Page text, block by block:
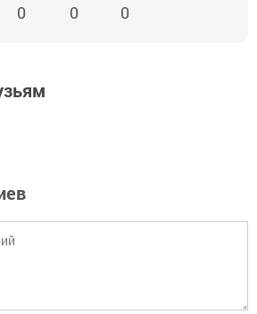
0 0 0